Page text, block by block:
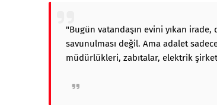
"Bugün vatandaşın evini yıkan irade,
savunulması değil. Ama adalet
müdürlükleri, zabıtalar, elektrik